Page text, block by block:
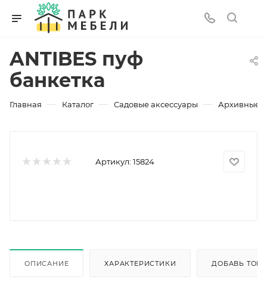
ANTIBES пуф
банкетка
Главная — Каталог — Садовые аксессуары — Архивные
Артикул: 15824
ОПИСАНИЕ ХАРАКТЕРИСТИКИ ДОБАВЬ